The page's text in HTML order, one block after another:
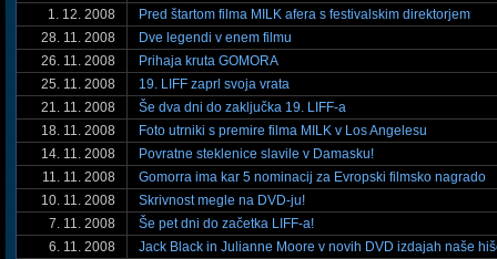
1. 12. 2008
Pred štartom filma MILK afera s festivalskim direktorjem
28. 11. 2008
Dve legendi v enem filmu
26. 11. 2008
Prihaja kruta GOMORA
25. 11. 2008
19. LIFF zaprl svoja vrata
21. 11. 2008
Še dva dni do zaključka 19. LIFF-a
18. 11. 2008
Foto utrniki s premire filma MILK v Los Angelesu
14. 11. 2008
Povratne steklenice slavile v Damasku!
11. 11. 2008
Gomorra ima kar 5 nominacij za Evropski filmsko nagrado
10. 11. 2008
Skrivnost megle na DVD-ju!
7. 11. 2008
Še pet dni do začetka LIFF-a!
6. 11. 2008
Jack Black in Julianne Moore v novih DVD izdajah naše